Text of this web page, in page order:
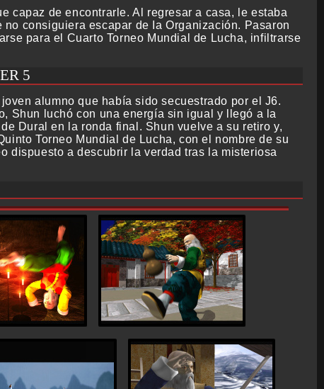
capaz de encontrarle. Al regresar a casa, le estaba
consiguiera escapar de Ia Organización. Pasaron
para el Cuarto Torneo Mundial de Lucha, infiltrarse
5
alumno que había sido secuestrado por el J6.
Shun luchó con una energía sin igual y llegó a la
Dural en la ronda final. Shun vuelve a su retiro y,
Torneo Mundial de Lucha, con el nombre de su
dispuesto a descubrir la verdad tras la misteriosa